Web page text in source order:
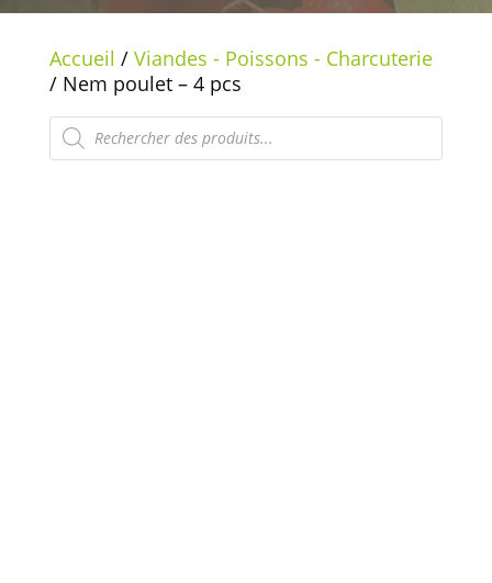
Accueil / Viandes - Poissons - Charcuterie
/ Nem poulet – 4 pcs
Recherche
de
produits